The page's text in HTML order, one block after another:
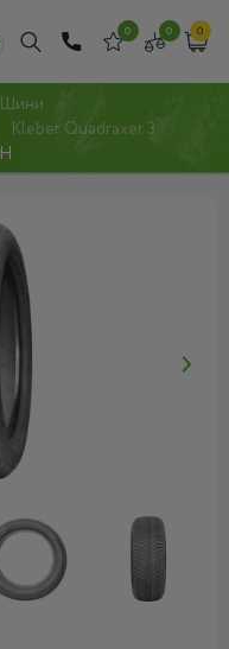
0 0 0
Шини
Kleber Quadraxer 3